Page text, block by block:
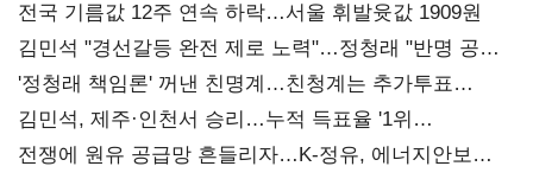
전국 기름값 12주 연속 하락…서울 휘발윳값 1909원
김민석 "경선갈등 완전 제로 노력"…정청래 "반명 공세
사과부터"
'정청래 책임론' 꺼낸 친명계…친청계는 추가투표
때리기
김민석, 제주·인천서 승리…누적 득표율 '1위
탈환'(종합)
전쟁에 원유 공급망 흔들리자…K-정유, 에너지안보